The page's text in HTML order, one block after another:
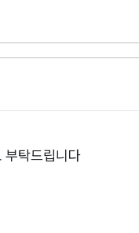
탁드립니다